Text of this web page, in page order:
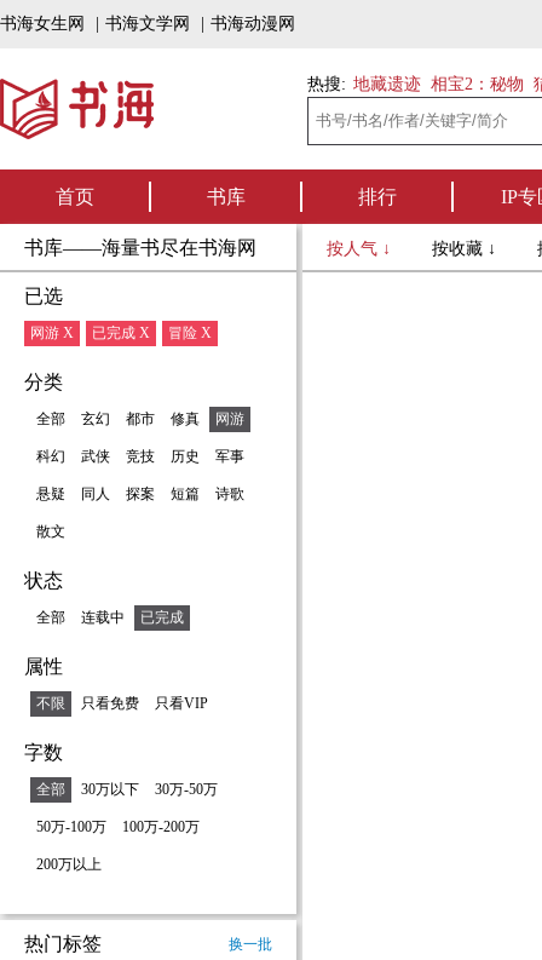
书海女生网 书海文学网 书海动漫网
热搜: 地藏遗迹 相宝2：秘物
首页 书库 排行 IP专
书库——海量书尽在书海网
已选
网游 X 已完成 X 冒险 X
分类
全部 玄幻 都市 修真 网游
科幻 武侠 竞技 历史 军事
悬疑 同人 探案 短篇 诗歌
散文
状态
全部 连载中 已完成
属性
不限 只看免费 只看VIP
字数
全部 30万以下 30万-50万
50万-100万 100万-200万
200万以上
热门标签 换一批
按人气 ↓ 按收藏 ↓